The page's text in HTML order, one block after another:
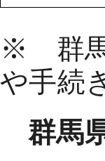
※ 群馬
や手続
群馬